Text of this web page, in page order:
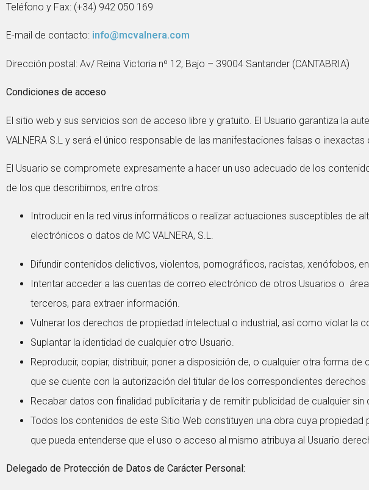
Teléfono y Fax: (+34) 942 050 169
E-mail de contacto: info@mcvalnera.com
Dirección postal: Av/ Reina Victoria nº 12, Bajo – 39004 Santander (CANTABRIA)
Condiciones de acceso
El sitio web y sus servicios son de acceso libre y gratuito. El Usuario garantiza la
VALNERA S.L y será el único responsable de las manifestaciones falsas o inexactas
El Usuario se compromete expresamente a hacer un uso adecuado de los
de los que describimos, entre otros:
Introducir en la red virus informáticos o realizar actuaciones susceptibles de
electrónicos o datos de MC VALNERA, S.L.
Difundir contenidos delictivos, violentos, pornográficos, racistas, xenófobos,
Intentar acceder a las cuentas de correo electrónico de otros Usuarios o
terceros, para extraer información.
Vulnerar los derechos de propiedad intelectual o industrial, así como violar la
Suplantar la identidad de cualquier otro Usuario.
Reproducir, copiar, distribuir, poner a disposición de, o cualquier otra forma
que se cuente con la autorización del titular de los correspondientes
Recabar datos con finalidad publicitaria y de remitir publicidad de cualquier
Todos los contenidos de este Sitio Web constituyen una obra cuya propiedad
que pueda entenderse que el uso o acceso al mismo atribuya al Usuario
Delegado de Protección de Datos de Carácter Personal: